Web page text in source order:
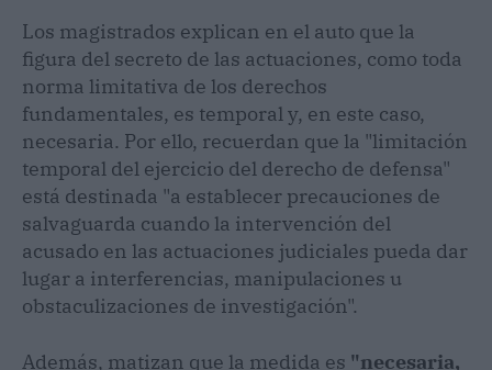
Los magistrados explican en el auto que la
figura del secreto de las actuaciones, como toda
norma limitativa de los derechos
fundamentales, es temporal y, en este caso,
necesaria. Por ello, recuerdan que la "limitación
temporal del ejercicio del derecho de defensa"
está destinada "a establecer precauciones de
salvaguarda cuando la intervención del
acusado en las actuaciones judiciales pueda dar
lugar a interferencias, manipulaciones u
obstaculizaciones de investigación".
Además, matizan que la medida es "necesaria,